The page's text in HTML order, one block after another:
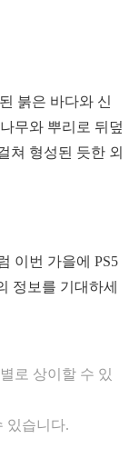
붉은 바다와 신
무와 뿌리로 뒤덮
쳐 형성된 듯한 외
이번 가을에 PS5
정보를 기대하세
로 상이할 수 있
있습니다.